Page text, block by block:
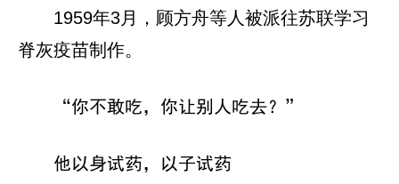
1959年3月，顾方舟等人被派往苏联学习
脊灰疫苗制作。
“你不敢吃，你让别人吃去？”
他以身试药，以子试药